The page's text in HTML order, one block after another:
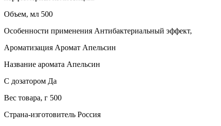
Объем, мл 500
Особенности применения Антибактериальный эффект,
Ароматизация Аромат Апельсин
Название аромата Апельсин
С дозатором Да
Вес товара, г 500
Страна-изготовитель Россия